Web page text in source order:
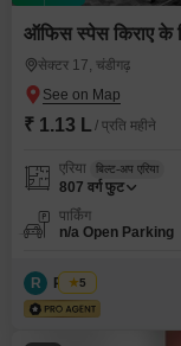
ऑफिस स्पेस किराए के
सेक्टर 17, चंडीगढ़
₹ 1.13 L / प्रति महीने
एरिया बिल्ट-अप एरिया
807 वर्ग फुट
पार्किंग
n/a Open Parking
R Regus
5